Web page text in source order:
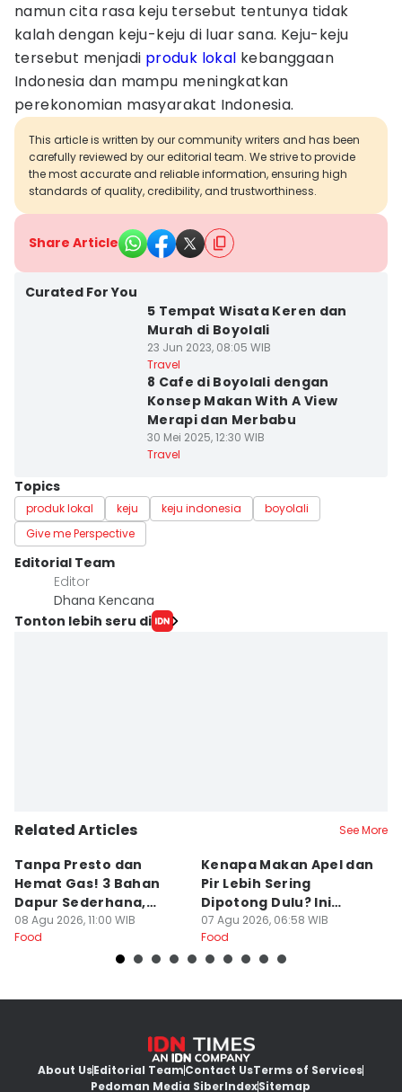
namun cita rasa keju tersebut tentunya tidak
kalah dengan keju-keju di luar sana. Keju-keju
tersebut menjadi produk lokal kebanggaan
Indonesia dan mampu meningkatkan
perekonomian masyarakat Indonesia.
This article is written by our community writers and has been
carefully reviewed by our editorial team. We strive to provide
the most accurate and reliable information, ensuring high
standards of quality, credibility, and trustworthiness.
Share Article
Curated For You
5 Tempat Wisata Keren dan
Murah di Boyolali
23 Jun 2023, 08:05 WIB
Travel
8 Cafe di Boyolali dengan
Konsep Makan With A View
Merapi dan Merbabu
30 Mei 2025, 12:30 WIB
Travel
Topics
produk lokal keju keju indonesia
boyolali
Give me Perspective
Editorial Team
Editor
Dhana Kencana
Tonton lebih seru di
Related Articles See More
Tanpa Presto dan
Hemat Gas! 3 Bahan
Dapur Sederhana,
Daging Sapi Empuk
Dalam 15 Menit
08 Agu 2026, 11:00 WIB
Food
Kenapa Makan Apel dan
Pir Lebih Sering
Dipotong Dulu? Ini
Alasannya
07 Agu 2026, 06:58 WIB
Food
About UsEditorial TeamContact UsTerms of Services
Pedoman Media SiberIndexSitemap